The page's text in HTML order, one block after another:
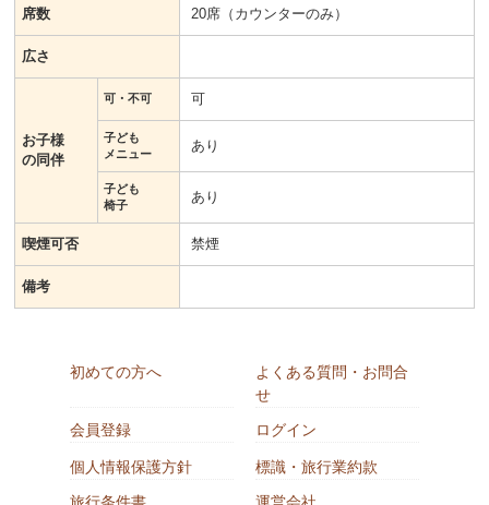
席数 20席（カウンターのみ）
広さ
お子様
の同伴
可・不可 可
子ども
メニュー
あり
子ども
椅子
あり
喫煙可否 禁煙
備考
初めての方へ
よくある質問・お問合
せ
会員登録
ログイン
個人情報保護方針
標識・旅行業約款